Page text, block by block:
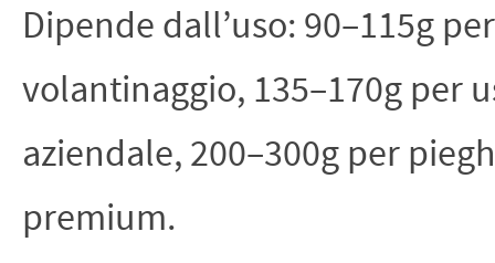
Dipende dall’uso: 90–115g per
volantinaggio, 135–170g per
aziendale, 200–300g per
premium.